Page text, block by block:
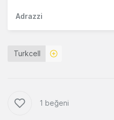
Adrazzi
Turkcell
1 beğeni